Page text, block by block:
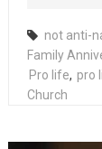
not anti-
Family
Pro life, pro
Church